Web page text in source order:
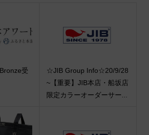
受
☆JIB Group Info☆20/9/28
~【重要】JIB本店・船坂店
限定カラーオーダーサー...